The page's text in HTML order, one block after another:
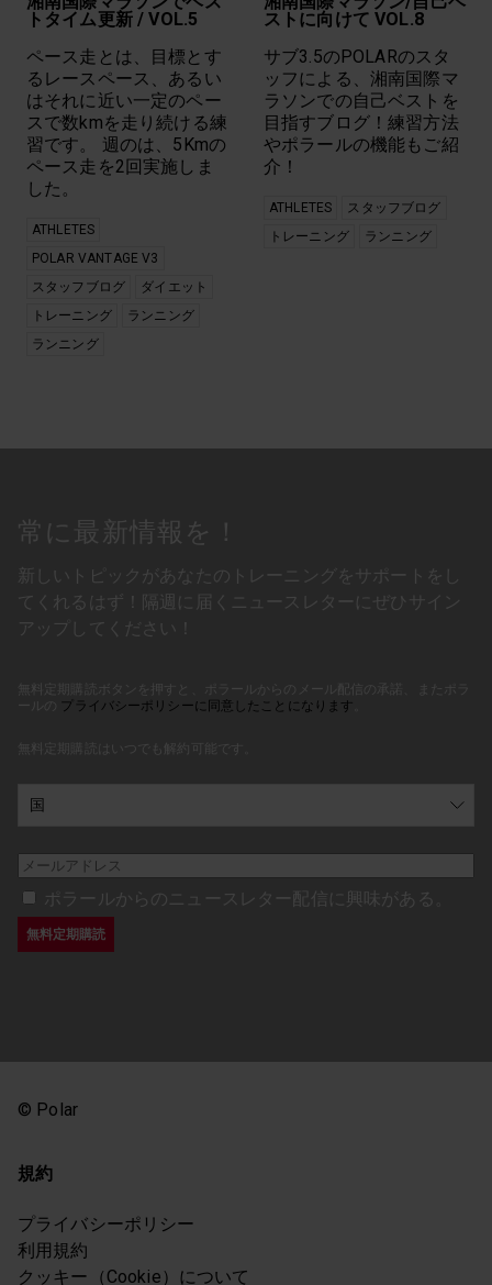
トタイム更新 / VOL.5
ペース走とは、目標とす
るレースペース、あるい
はそれに近い一定のペー
スで数kmを走り続ける練
習です。 週のは、5Kmの
ペース走を2回実施しま
した。
ATHLETES
POLAR VANTAGE V3
スタッフブログ
ダイエット
トレーニング
ランニング
ランニング
ストに向けて VOL.8
サブ3.5のPOLARのスタ
ッフによる、湘南国際マ
ラソンでの自己ベストを
目指すブログ！練習方法
やポラールの機能もご紹
介！
ATHLETES
スタッフブログ
トレーニング
ランニング
常に最新情報を！
新しいトピックがあなたのトレーニングをサポートをし
てくれるはず！隔週に届くニュースレターにぜひサイン
アップしてください！
無料定期購読ボタンを押すと、ポラールからのメール配信の承諾、またポラ
ールの
プライバシーポリシーに同意したことになります
無料定期購読はいつでも解約可能です。
ポラールからのニュースレター配信に興味がある。
© Polar
規約
プライバシーポリシー
利用規約
クッキー（Cookie）について